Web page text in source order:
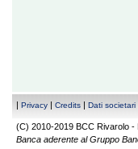
| Privacy | Credits | Dati societari
(C) 2010-2019 BCC Rivarolo -
Banca aderente al Gruppo